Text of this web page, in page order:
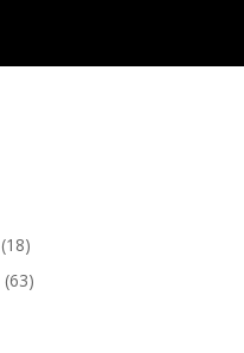
(18)
(63)